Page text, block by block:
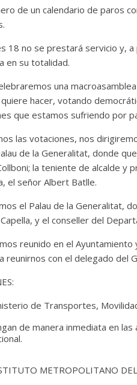
de un calendario de paros
18 no se prestará servicio y,
en su totalidad.
una
hacer, votando
que estamos sufriendo por
las votaciones, nos
de la Generalitat, donde
la teniente de alcalde
el señor Albert Batlle.
el Palau de la Generalitat,
y el conseller del
reunido en el
reunirnos con el delegado del
de Transportes,
de manera inmediata en
METROPOLITANO